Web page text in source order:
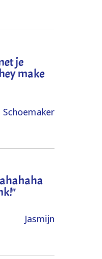
je
make
Schoemaker
"
Jasmijn